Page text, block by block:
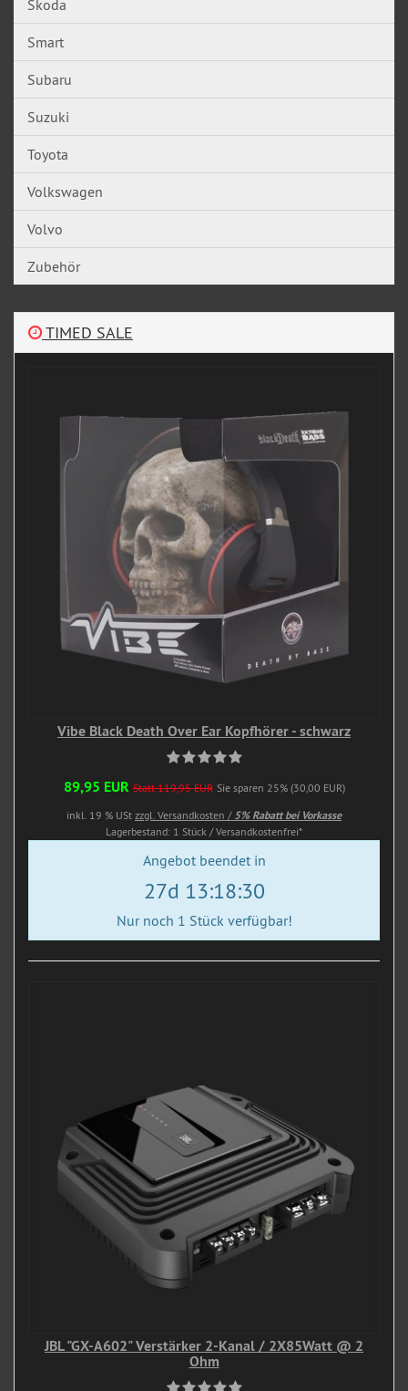
Skoda
Smart
Subaru
Suzuki
Toyota
Volkswagen
Volvo
Zubehör
TIMED SALE
Vibe Black Death Over Ear Kopfhörer - schwarz
89,95 EUR Statt 119,95 EUR Sie sparen 25% (30,00 EUR)
inkl. 19 % USt zzgl. Versandkosten / 5% Rabatt bei Vorkasse
Lagerbestand: 1 Stück / Versandkostenfrei*
Angebot beendet in
27d 13:18:28
Nur noch 1 Stück verfügbar!
JBL "GX-A602" Verstärker 2-Kanal / 2X85Watt @ 2
Ohm